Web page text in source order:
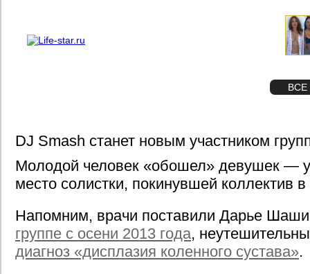
ВСЕ
DJ Smash станет новым участником
Молодой человек «обошел» девушек —
место солистки, покинувшей коллектив
Напомним, врачи поставили Дарье
группе с осени 2013 года,
диагноз «дисплазия коленного сустава».